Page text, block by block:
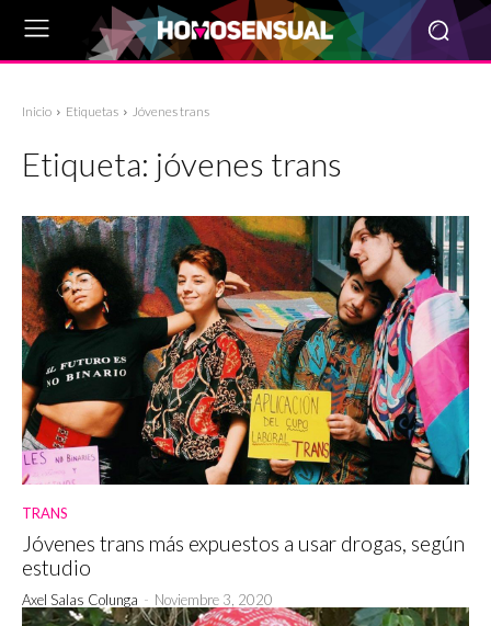
Inicio Etiquetas Jóvenes trans
Etiqueta: jóvenes trans
TRANS
Jóvenes trans más expuestos a usar drogas, según
estudio
Axel Salas Colunga - Noviembre 3, 2020